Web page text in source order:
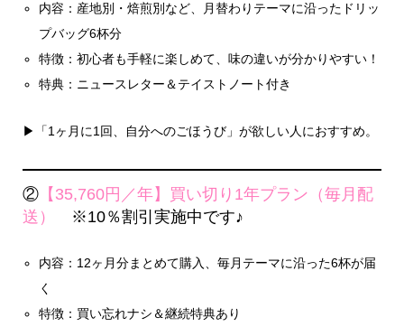
内容：産地別・焙煎別など、月替わりテーマに沿ったドリッ
プバッグ6杯分
特徴：初心者も手軽に楽しめて、味の違いが分かりやすい！
特典：ニュースレター＆テイストノート付き
▶︎「1ヶ月に1回、自分へのごほうび」が欲しい人におすすめ。
②【35,760円／年】買い切り1年プラン（毎月配
送）
※10％割引実施中です♪
内容：12ヶ月分まとめて購入、毎月テーマに沿った6杯が届
く
特徴：買い忘れナシ＆継続特典あり